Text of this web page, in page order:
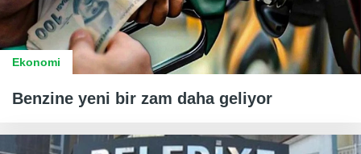
Ekonomi
Benzine yeni bir zam daha geliyor